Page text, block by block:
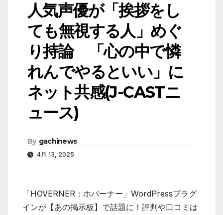
人気声優が「挨拶をし
ても無視する人」めぐ
り持論 「心の中で憐
れんでやるといい」に
ネット共感(J-CASTニ
ュース)
By gachinews
4月 13, 2025
「HOVERNER：ホバーナー」WordPressプラグ
インが【あの掲示板】で話題に！評判や口コミは